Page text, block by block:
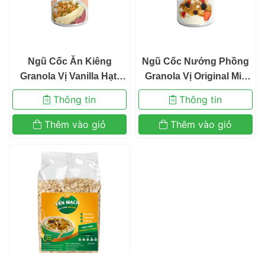
Ngũ Cốc Ăn Kiêng
Granola Vị Vanilla Hạt,
Trái Cây Mix Sữa Chua
Sấy Khô Befresco 300g
Thông tin
Thêm vào giỏ
Ngũ Cốc Nướng Phồng
Granola Vị Original Mix
Hạt Hạnh Nhân
Thông tin
Thêm vào giỏ